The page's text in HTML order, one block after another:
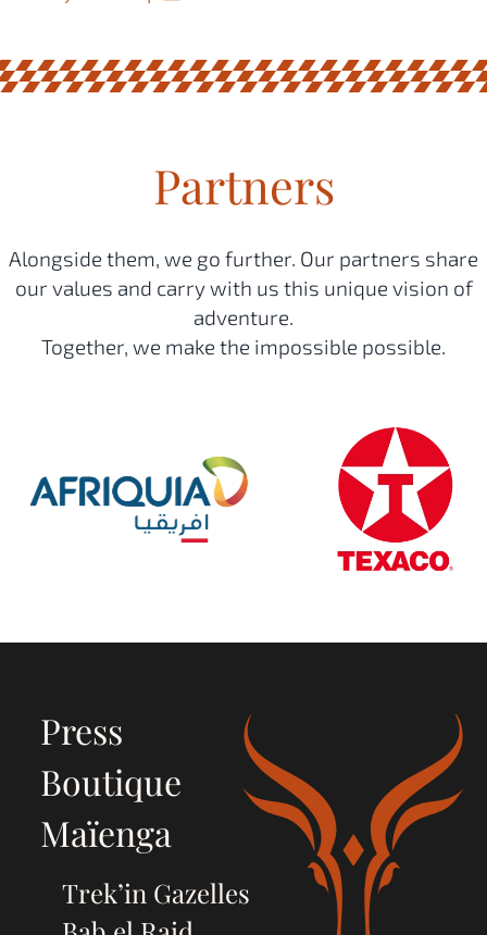
Partners
Alongside them, we go further. Our partners share
our values and carry with us this unique vision of
adventure.
Together, we make the impossible possible.
Press
Boutique
Maïenga
Trek’in Gazelles